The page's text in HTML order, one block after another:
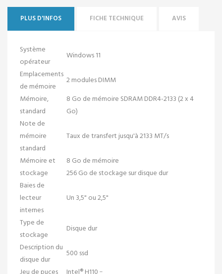
PLUS D'INFOS FICHE TECHNIQUE AVIS
Système
opérateur
Windows 11
Emplacements
de mémoire
2 modules DIMM
Mémoire,
standard
8 Go de mémoire SDRAM DDR4-2133 (2 x 4
Go)
Note de
mémoire
standard
Taux de transfert jusqu'à 2133 MT/s
Mémoire et
stockage
8 Go de mémoire
256 Go de stockage sur disque dur
Baies de
lecteur
internes
Un 3,5" ou 2,5"
Type de
stockage
Disque dur
Description du
disque dur
500 ssd
_